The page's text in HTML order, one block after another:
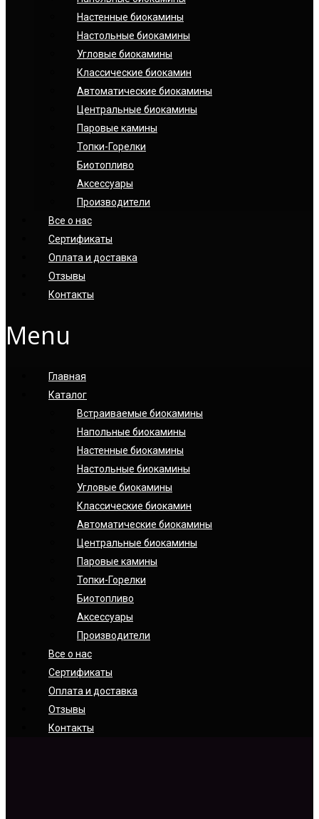
Настенные биокамины
Настoльные биокамины
Угловые биокамины
Классические биокамин
Автоматические биокамины
Центральные биокамины
Паровые камины
Топки-Горелки
Биотопливо
Аксессуары
Производители
Все о нас
Сертификаты
Оплата и доставка
Отзывы
Контакты
Menu
Главная
Каталог
Встраиваемые биокамины
Напольные биокамины
Настенные биокамины
Настoльные биокамины
Угловые биокамины
Классические биокамин
Автоматические биокамины
Центральные биокамины
Паровые камины
Топки-Горелки
Биотопливо
Аксессуары
Производители
Все о нас
Сертификаты
Оплата и доставка
Отзывы
Контакты